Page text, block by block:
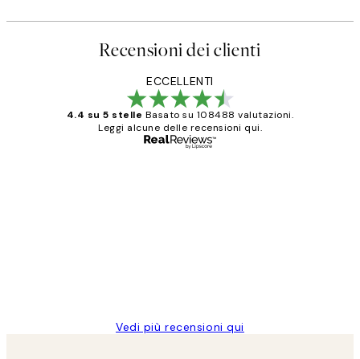
Recensioni dei clienti
ECCELLENTI
4.4 su 5 stelle Basato su 108488 valutazioni.
Leggi alcune delle recensioni qui.
Vedi più recensioni qui